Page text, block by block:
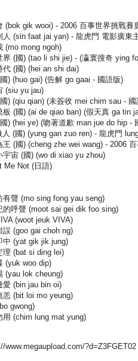
(bok gik wooi) - 2006 百事世界挑戰賽
人 (sin faat jai yan) - 龍虎門 電影廣東
(mo mong ngoh)
界 (國) (tao li shi jie) - (瀛寰搜奇 ying
代 (國) (hei an shi dai)
) (huo gai) (告解 go gaai - 國語版)
(siu yu jau)
) (qiu qian) (未簽收 mei chim sau - 國
板 (國) (ai de qiao ban) (假天真 ga tin
) (hei ye) (吻著道歉 man jue do hip -
人 (國) (yung gan zuo ren) - 龍虎門
王 (國) (cheng zhe wei wang) - 2006
宇宙 (國) (wo di xiao yu zhou)
Me Not (日語)
有聲 (mo sing fong yau seng)
的呼聲 (moot sai gei dik foo sing)
(woot jeuk VIVA)
誤 (goo gai choh ng)
中 (yat gik jik jung)
理 (bat si ding lei)
(yuk woo dip)
(yau lok cheung)
愛 (bin jau bin oi)
恙 (bit loi mo yeung)
gwong)
用 (chim lung mat yung)
www.megaupload.com/?d=Z3FGET02